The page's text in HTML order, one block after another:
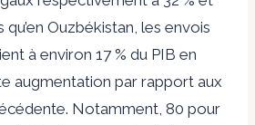
qu’en Ouzbékistan, les envois
à environ 17 % du PIB en
augmentation par rapport aux
Notamment, 80 pour